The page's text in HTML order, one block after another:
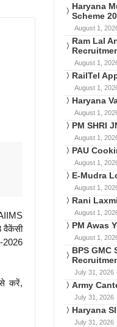
वैकेंसी
2026
करें,
Haryana
Scheme
August 1,
Ram Lal
August 1,
RailTel
August 1,
Haryana
August 1,
PM SHRI
August 1,
PAU
August 1,
E-Mudra
August 1,
Rani
August 1,
PM Awas
August 1,
BPS GMC
July 31, 2026
Army
July 31, 2026
Haryana
July 31, 2026